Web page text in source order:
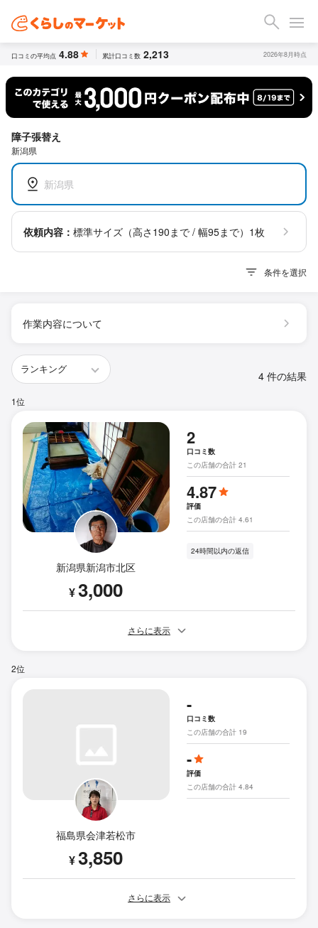
口コミの平均点 4.88 累計口コミ数 2,213 2026年8月時点
障子張替え
新潟県
新潟県
依頼内容： 標準サイズ（高さ190まで / 幅95まで）1枚
条件を選択
作業内容について
4 件の結果
1位
新潟県新潟市北区
¥3,000
2
口コミ数
この店舗の合計 21
4.87
評価
この店舗の合計 4.61
24時間以内の返信
さらに表示
2位
福島県会津若松市
¥3,850
-
口コミ数
この店舗の合計 19
-
評価
この店舗の合計 4.84
さらに表示